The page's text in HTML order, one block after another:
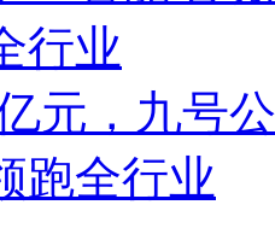
元，九号
跑全行业